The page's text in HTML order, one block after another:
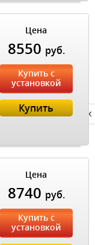
Цена
8550 руб.
Купить с
установкой
Купить
Цена
8740 руб.
Купить с
установкой
Privacy notice